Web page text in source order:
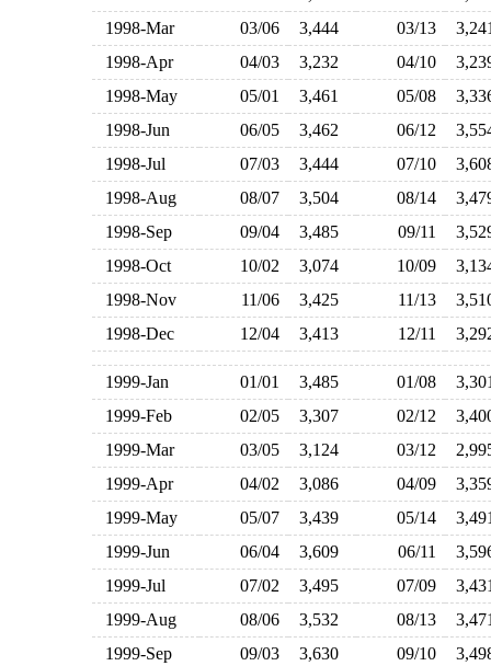
1998-Mar
03/06 3,444 03/13
1998-Apr
04/03 3,232 04/10
1998-May
05/01 3,461 05/08
1998-Jun
06/05 3,462 06/12
1998-Jul
07/03 3,444 07/10
1998-Aug
08/07 3,504 08/14
1998-Sep
09/04 3,485 09/11
1998-Oct
10/02 3,074 10/09
1998-Nov
11/06 3,425 11/13
1998-Dec
12/04 3,413 12/11
1999-Jan 01/01 3,485 01/08
1999-Feb
02/05 3,307 02/12
1999-Mar
03/05 3,124 03/12
1999-Apr
04/02 3,086 04/09
1999-May
05/07 3,439 05/14
1999-Jun
06/04 3,609 06/11
1999-Jul
07/02 3,495 07/09
1999-Aug
08/06 3,532 08/13
1999-Sep
09/03 3,630 09/10